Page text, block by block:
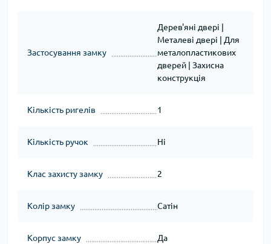
Застосування замку
Дерев'яні двері |
Металеві двері | Для
металопластикових
дверей | Захисна
конструкція
Кількість ригелів 1
Кількість ручок Ні
Клас захисту замку 2
Колір замку Сатін
Корпус замку Да